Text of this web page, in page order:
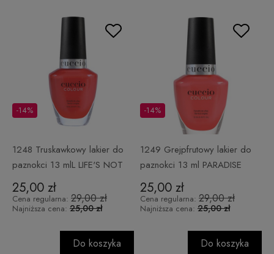
1248 Truskawkowy lakier do
paznokci 13 mlL LIFE'S NOT
FARENHEIT
25,00 zł
-14%
Cena regularna: 29,00 zł
Najniższa cena: 25,00 zł
Do koszyka
1249 Grejpfrutowy lakier do
paznokci 13 ml PARADISE
FOUND
25,00 zł
-14%
Cena regularna: 29,00 zł
Najniższa cena: 25,00 zł
Do koszyka